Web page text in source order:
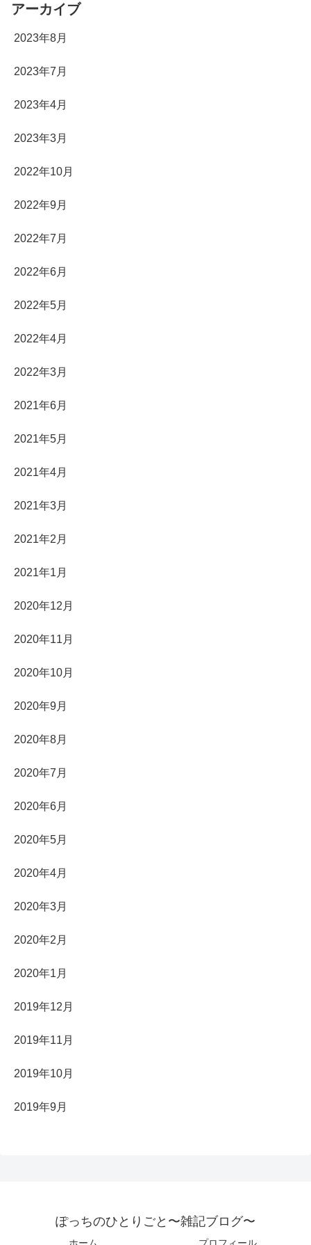
アーカイブ
2023年8月
2023年7月
2023年4月
2023年3月
2022年10月
2022年9月
2022年7月
2022年6月
2022年5月
2022年4月
2022年3月
2021年6月
2021年5月
2021年4月
2021年3月
2021年2月
2021年1月
2020年12月
2020年11月
2020年10月
2020年9月
2020年8月
2020年7月
2020年6月
2020年5月
2020年4月
2020年3月
2020年2月
2020年1月
2019年12月
2019年11月
2019年10月
2019年9月
ぽっちのひとりごと〜雑記ブログ〜